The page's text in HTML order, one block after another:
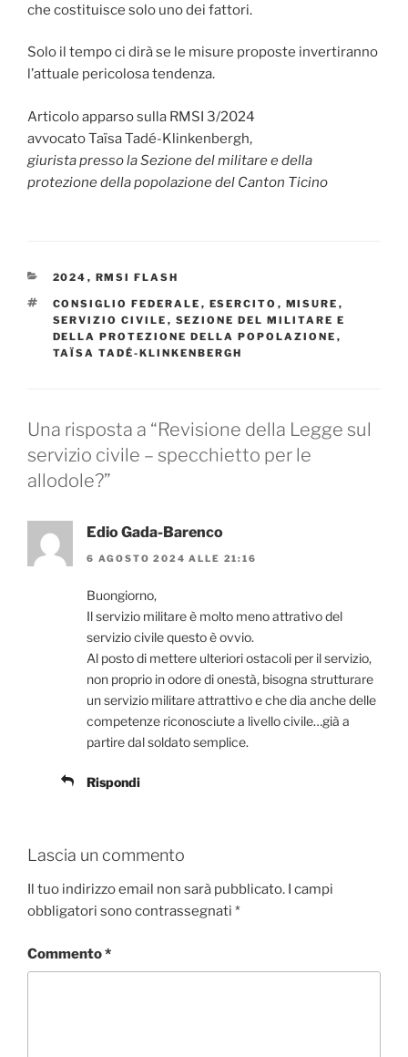
che costituisce solo uno dei fattori.
Solo il tempo ci dirà se le misure proposte invertiranno
l’attuale pericolosa tendenza.
Articolo apparso sulla RMSI 3/2024
avvocato Taïsa Tadé-Klinkenbergh,
giurista presso la Sezione del militare e della
protezione della popolazione del Canton Ticino
CATEGORIE
2024 , RMSI FLASH
TAG
CONSIGLIO FEDERALE , ESERCITO , MISURE ,
SERVIZIO CIVILE , SEZIONE DEL MILITARE E
DELLA PROTEZIONE DELLA POPOLAZIONE ,
TAÏSA TADÉ-KLINKENBERGH
Una risposta a “Revisione della Legge sul
servizio civile – specchietto per le
allodole?”
Edio Gada-Barenco
6 AGOSTO 2024 ALLE 21:16
Buongiorno,
Il servizio militare è molto meno attrativo del
servizio civile questo è ovvio.
Al posto di mettere ulteriori ostacoli per il servizio,
non proprio in odore di onestà, bisogna strutturare
un servizio militare attrattivo e che dia anche delle
competenze riconosciute a livello civile…già a
partire dal soldato semplice.
Rispondi
Lascia un commento
Il tuo indirizzo email non sarà pubblicato. I campi
obbligatori sono contrassegnati *
Commento*